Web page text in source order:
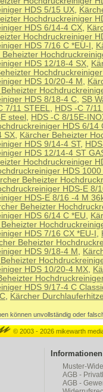
HDS 5/15 UX
Hochdruckreiniger
HDS 6/14-4 CX
Hochdruckreiniger
HDS 7/16 C *EU-I
Beheizter
HDS 12/18-4 SX
HDS 10/20-4 M
HDS 8/18-4 C SB
7/11 STEEL HDS -C 7/
steel
HDS -C 8/15E-
HDS 6/14
SX
Kärcher Beheizter
HDS 9/14-4 ST,
HDS 12/14-4 ST
Hochdruckreiniger
HDS 1000
Beheizter
HDS-E 8/
HDS-E 8/16 -4 M
Beheizter
HDS 6/14 C *EU
HDS 7/16 CX *EU-I
Beheizter
HDS 9/18-4 M
HDS 10/20-4 MX
HDS 9/17-4 C
Kärcher
können unvollständig oder
© 2003 - 2026 mikewarth
Informationen
Muster-
AGB -
AGB -